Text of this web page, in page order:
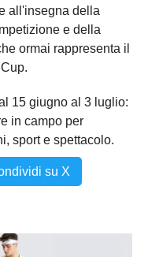
all'insegna della
e della
ormai rappresenta il
15 giugno al 3 luglio:
in campo per
sport e spettacolo.
su X